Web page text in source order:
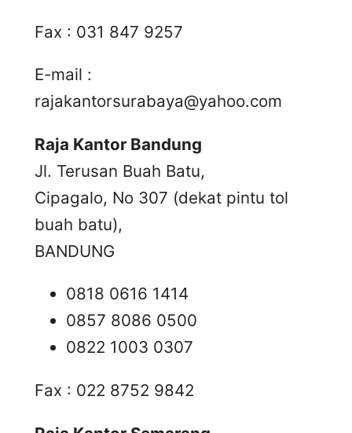
Fax : 031 847 9257
E-mail :
rajakantorsurabaya@yahoo.com
Raja Kantor Bandung
Jl. Terusan Buah Batu,
Cipagalo, No 307 (dekat pintu tol
buah batu),
BANDUNG
0818 0616 1414
0857 8086 0500
0822 1003 0307
Fax : 022 8752 9842